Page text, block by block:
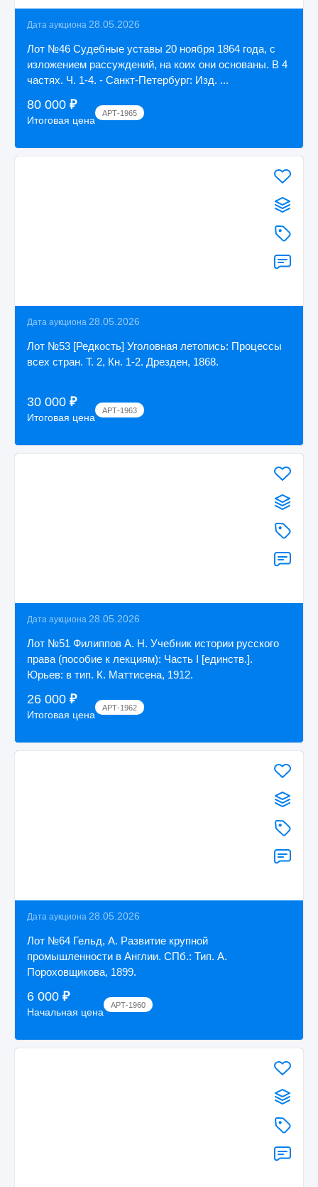
Дата аукциона 28.05.2026
Лот №46 Судебные уставы 20 ноября 1864 года, с
изложением рассуждений, на коих они основаны. В 4
частях. Ч. 1-4. - Санкт-Петербург: Изд. ...
80 000 ₽
Итоговая цена
АРТ-1965
Дата аукциона 28.05.2026
Лот №53 [Редкость] Уголовная летопись: Процессы
всех стран. Т. 2, Кн. 1-2. Дрезден, 1868.
30 000 ₽
Итоговая цена
АРТ-1963
Дата аукциона 28.05.2026
Лот №51 Филиппов А. Н. Учебник истории русского
права (пособие к лекциям): Часть I [единств.].
Юрьев: в тип. К. Маттисена, 1912.
26 000 ₽
Итоговая цена
АРТ-1962
Дата аукциона 28.05.2026
Лот №64 Гельд, А. Развитие крупной
промышленности в Англии. СПб.: Тип. А.
Пороховщикова, 1899.
6 000 ₽
Начальная цена
АРТ-1960